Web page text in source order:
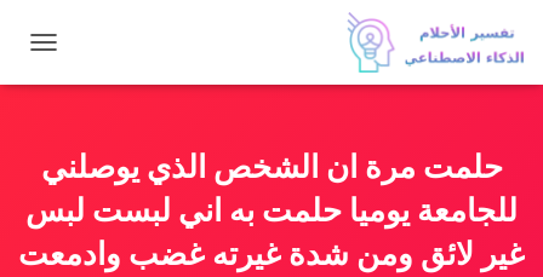
ب
ا
ت
ق
حلمت مرة ان الشخص الذي يوصلني
للجامعة يوميا حلمت به اني لبست لبس
غير لائق ومن شدة غيرته غضب وادمعت